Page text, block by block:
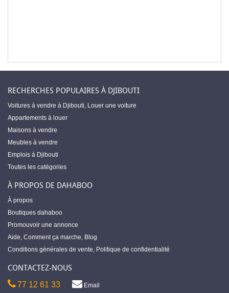
RECHERCHES POPULAIRES À DJIBOUTI
Voitures à vendre à Djibouti, Louer une voiture
Appartements à louer
Maisons à vendre
Meubles à vendre
Emplois à Djibouti
Toutes les catégories
À PROPOS DE DAHABOO
À propos
Boutiques dahaboo
Promouvoir une annonce
Aide, Comment ça marche, Blog
Conditions générales de vente, Politique de confidentialité
CONTACTEZ-NOUS
77 12 61 33 Email